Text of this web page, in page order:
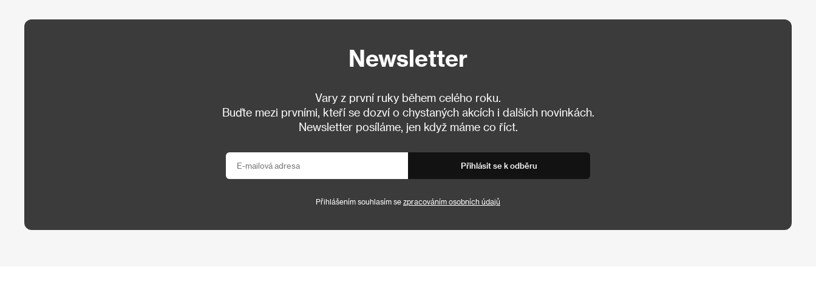
Newsletter
Vary z první ruky během celého roku.
Buďte mezi prvními, kteří se dozví o chystaných akcích i dalších novinkách.
Newsletter posíláme, jen když máme co říct.
Přihlásit se k odběru
Přihlášením souhlasím se zpracováním osobních údajů